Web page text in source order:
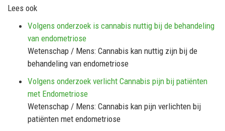
Lees ook
Volgens onderzoek is cannabis nuttig bij de behandeling
van endometriose
Wetenschap / Mens: Cannabis kan nuttig zijn bij de
behandeling van endometriose
Volgens onderzoek verlicht Cannabis pijn bij patiënten
met Endometriose
Wetenschap / Mens: Cannabis kan pijn verlichten bij
patiënten met endometriose